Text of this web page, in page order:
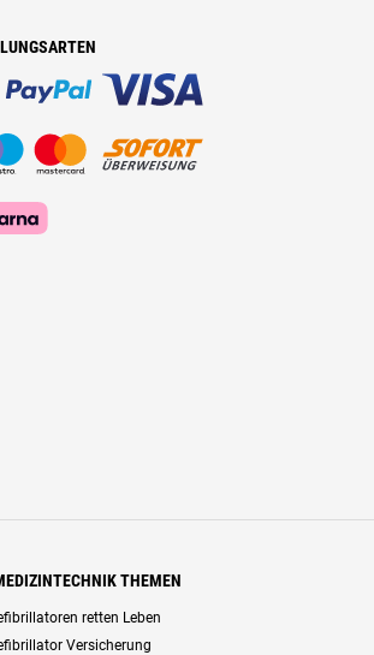
THEMEN
retten Leben
Versicherung